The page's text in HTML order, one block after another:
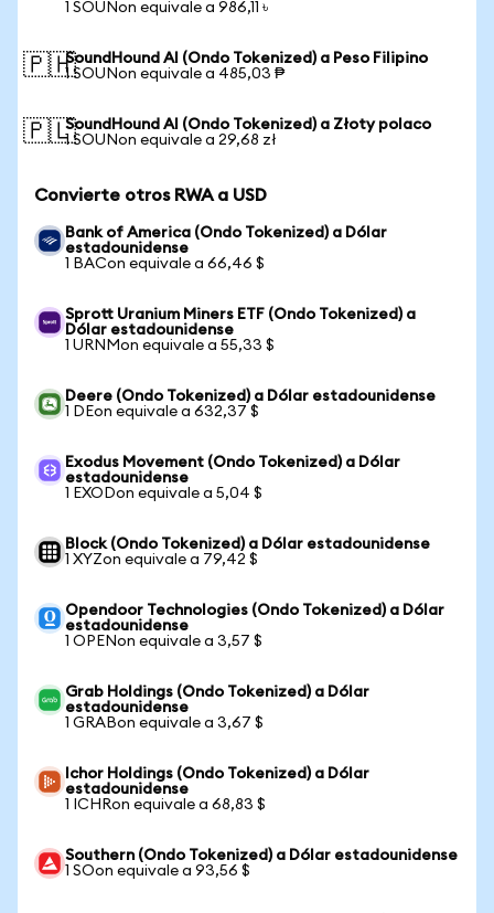
1 SOUNon equivale a 986,11 ৳
🇵🇭SoundHound AI (Ondo Tokenized) a Peso Filipino
1 SOUNon equivale a 485,03 ₱
🇵🇱SoundHound AI (Ondo Tokenized) a Złoty polaco
1 SOUNon equivale a 29,68 zł
Convierte otros RWA a USD
Bank of America (Ondo Tokenized) a Dólar
estadounidense
1 BACon equivale a 66,46 $
Sprott Uranium Miners ETF (Ondo Tokenized) a
Dólar estadounidense
1 URNMon equivale a 55,33 $
Deere (Ondo Tokenized) a Dólar estadounidense
1 DEon equivale a 632,37 $
Exodus Movement (Ondo Tokenized) a Dólar
estadounidense
1 EXODon equivale a 5,04 $
Block (Ondo Tokenized) a Dólar estadounidense
1 XYZon equivale a 79,42 $
Opendoor Technologies (Ondo Tokenized) a Dólar
estadounidense
1 OPENon equivale a 3,57 $
Grab Holdings (Ondo Tokenized) a Dólar
estadounidense
1 GRABon equivale a 3,67 $
Ichor Holdings (Ondo Tokenized) a Dólar
estadounidense
1 ICHRon equivale a 68,83 $
Southern (Ondo Tokenized) a Dólar estadounidense
1 SOon equivale a 93,56 $